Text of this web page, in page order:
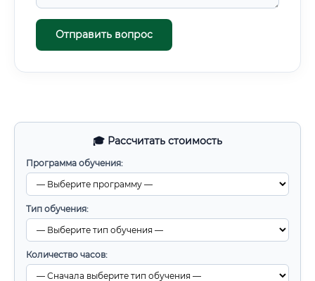
🎓 Рассчитать стоимость
Программа обучения:
Тип обучения:
Количество часов:
Отправить вопрос